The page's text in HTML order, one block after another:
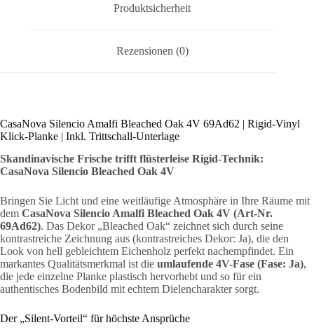
Produktsicherheit
Rezensionen (0)
CasaNova Silencio Amalfi Bleached Oak 4V 69Ad62 | Rigid-Vinyl
Klick-Planke | Inkl. Trittschall-Unterlage
Skandinavische Frische trifft flüsterleise Rigid-Technik:
CasaNova Silencio Bleached Oak 4V
Bringen Sie Licht und eine weitläufige Atmosphäre in Ihre Räume mit
dem CasaNova Silencio Amalfi Bleached Oak 4V (Art-Nr.
69Ad62). Das Dekor „Bleached Oak“ zeichnet sich durch seine
kontrastreiche Zeichnung aus (kontrastreiches Dekor: Ja), die den
Look von hell gebleichtem Eichenholz perfekt nachempfindet. Ein
markantes Qualitätsmerkmal ist die umlaufende 4V-Fase (Fase: Ja),
die jede einzelne Planke plastisch hervorhebt und so für ein
authentisches Bodenbild mit echtem Dielencharakter sorgt.
Der „Silent-Vorteil“ für höchste Ansprüche